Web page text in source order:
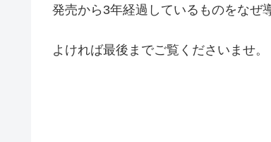
発売から3年経過しているものをなぜ
よければ最後までご覧くださいませ。